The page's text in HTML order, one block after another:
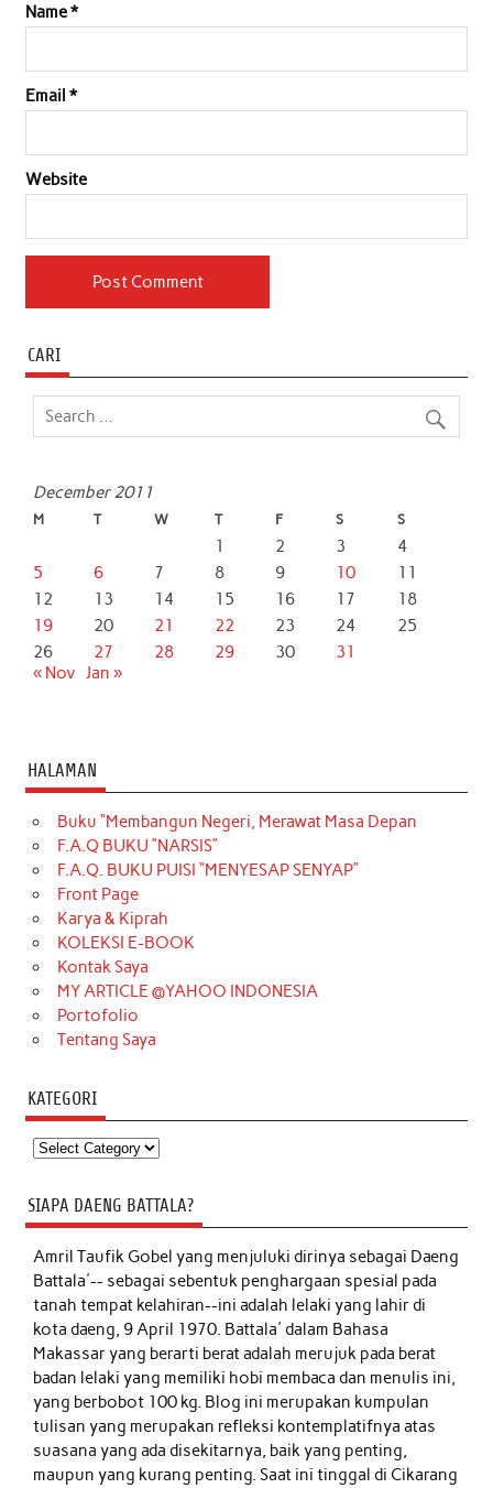
Name*
Email *
Website
CARI
December 2011
M T W T F S S
1 2 3
4
5
6 7 8 9 10
11
12
13 14 15 16 17
18
19
20 21 22 23 24
25
26
27 28 29 30
31
« Nov Jan »
HALAMAN
Buku “Membangun Negeri, Merawat Masa Depan
F.A.Q BUKU “NARSIS”
F.A.Q. BUKU PUISI “MENYESAP SENYAP”
Front Page
Karya & Kiprah
KOLEKSI E-BOOK
Kontak Saya
MY ARTICLE @YAHOO INDONESIA
Portofolio
Tentang Saya
KATEGORI
Kategori
SIAPA DAENG BATTALA?
Amril Taufik Gobelyang menjuluki dirinya sebagai Daeng
Battala'-- sebagai sebentuk penghargaan spesial pada
tanah tempat kelahiran--ini adalah lelaki yang lahir di
kota daeng, 9 April 1970. Battala' dalam Bahasa
Makassar yang berarti berat adalah merujuk pada berat
badan lelaki yang memiliki hobi membaca dan menulis ini,
yang berbobot 100 kg. Blog ini merupakan kumpulan
tulisan yang merupakan refleksi kontemplatifnya atas
suasana yang ada disekitarnya, baik yang penting,
maupun yang kurang penting. Saat ini tinggal di Cikarang